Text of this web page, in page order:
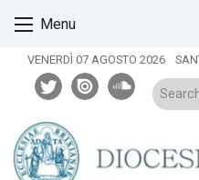
content
Menu
VENERDÌ 07 AGOSTO 2026
twitterissuu